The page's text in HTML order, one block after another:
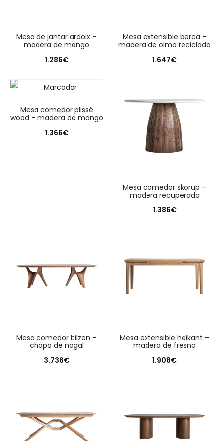
mesa de jantar ardoix –
madera de mango
1.286€
mesa extensible berca –
madera de olmo reciclado
1.647€
mesa comedor plissé
wood – madera de mango
1.366€
mesa comedor skorup –
madera recuperada
1.386€
mesa comedor bilzen –
chapa de nogal
3.736€
mesa extensible heikant –
madera de fresno
1.908€